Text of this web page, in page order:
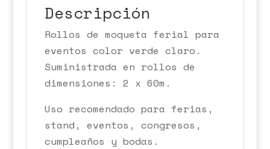
Descripción
Rollos de moqueta ferial para
eventos color verde claro.
Suministrada en rollos de
dimensiones: 2 x 60m.
Uso recomendado para ferias,
stand, eventos, congresos,
cumpleaños y bodas.